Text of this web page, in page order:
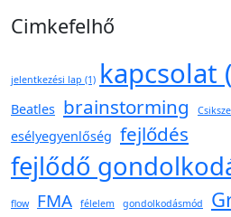
Cimkefelhő
jelentkezési lap (1) kapcsolat
Beatles brainstorming
esélyegyenlőség fejlődés
fejlődő
flow FMA félelem gondolkodásmód